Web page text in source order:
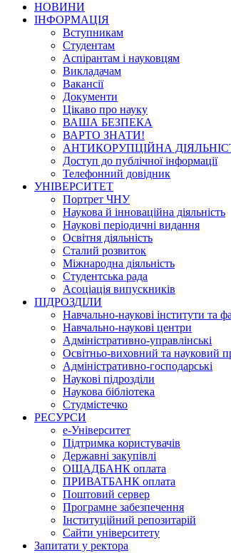
НОВИНИ
ІНФОРМАЦІЯ
Вступникам
Студентам
Аспірантам і науковцям
Викладачам
Вакансії
Документи
Цікаво про науку
ВАША БЕЗПЕКА
ВАРТО ЗНАТИ!
АНТИКОРУПЦІЙНА
Доступ до публічної інформації
Телефонний довідник
УНІВЕРСИТЕТ
Портрет ЧНУ
Наукова й інноваційна діяльність
Наукові періодичні видання
Освітня діяльність
Сталий розвиток
Міжнародна діяльність
Студентська рада
Асоціація випускників
ПІДРОЗДІЛИ
Навчально-наукові інститути та
Навчально-наукові центри
Адміністративно-управлінські
Освітньо-виховний та науковий
Адміністративно-господарські
Наукові підрозділи
Наукова бібліотека
Студмістечко
РЕСУРСИ
е-Університет
Підтримка користувачів
Державні закупівлі
ОЩАДБАНК оплата
ПРИВАТБАНК оплата
Поштовий сервер
Програмне забезпечення
Інституційний репозитарій
Сайти університету
Запитати у ректора